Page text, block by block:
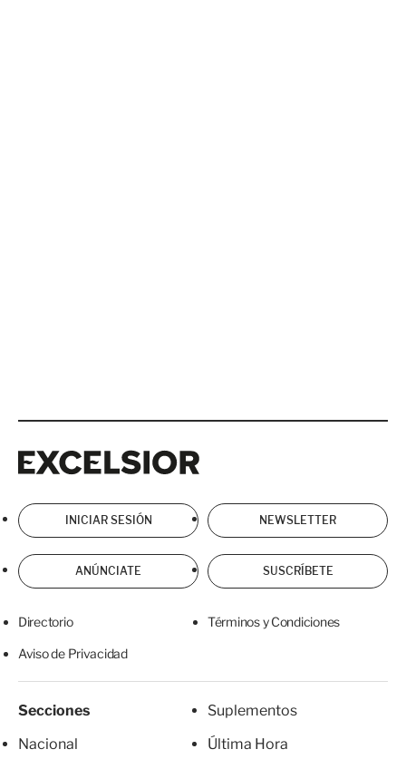
INICIAR SESIÓN NEWSLETTER
ANÚNCIATE SUSCRÍBETE
Directorio Términos y Condiciones
Aviso de Privacidad
Secciones
Nacional
Suplementos
Última Hora